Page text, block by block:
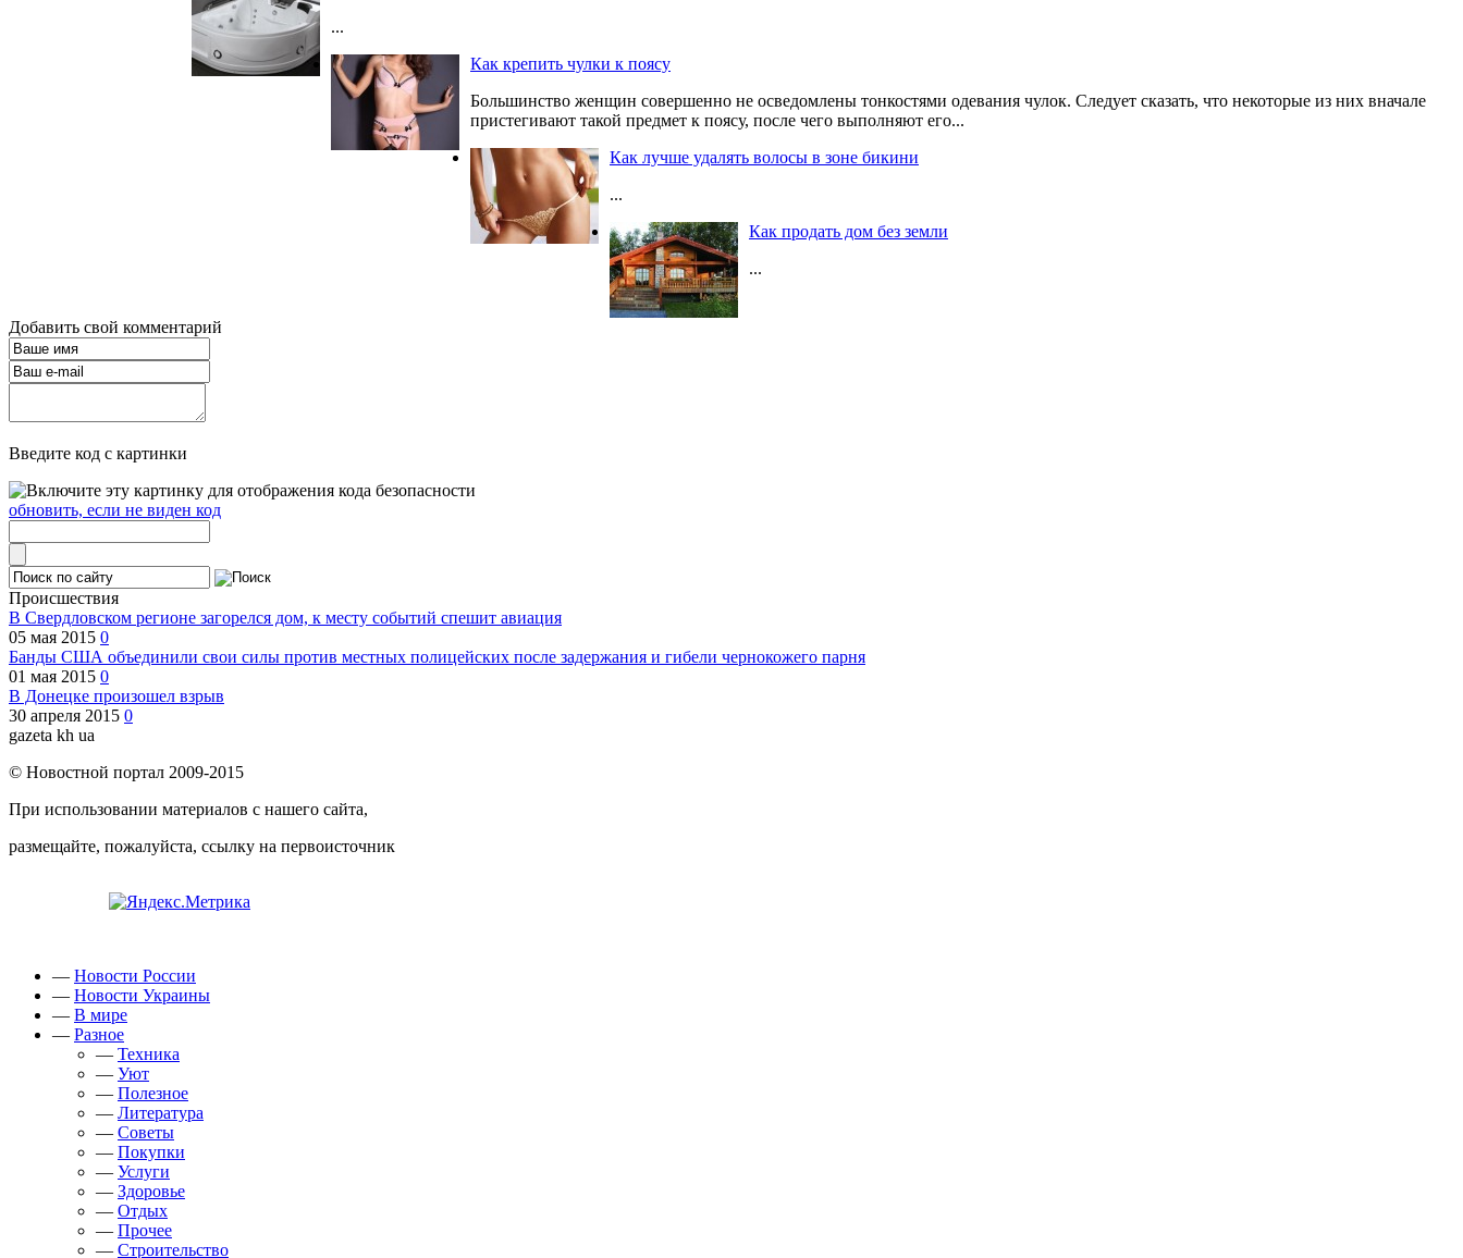
...
Как крепить чулки к поясу
Большинство женщин совершенно не осведомлены тонкостями одевания чулок. Следует сказать, что некоторые из них вначале
пристегивают такой предмет к поясу, после чего выполняют его...
Как лучше удалять волосы в зоне бикини
...
Как продать дом без земли
...
Добавить свой комментарий
Введите код с картинки
обновить, если не виден код
Происшествия
В Свердловском регионе загорелся дом, к месту событий спешит авиация
05 мая 2015 0
Банды США объединили свои силы против местных полицейских после задержания и гибели чернокожего парня
01 мая 2015 0
В Донецке произошел взрыв
30 апреля 2015 0
gazeta kh ua
© Новостной портал 2009-2015
При использовании материалов с нашего сайта,
размещайте, пожалуйста, ссылку на первоисточник
— Новости России
— Новости Украины
— В мире
— Разное
— Техника
— Уют
— Полезное
— Литература
— Советы
— Покупки
— Услуги
— Здоровье
— Отдых
— Прочее
— Строительство